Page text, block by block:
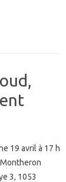
19 avril à 17 h
3, 1053